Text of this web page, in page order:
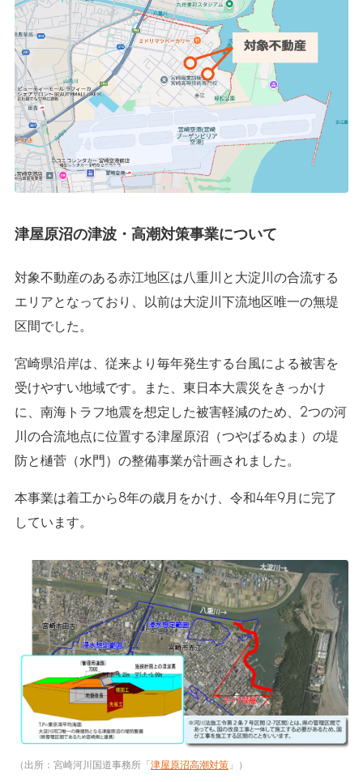
津屋原沼の津波・高潮対策事業について
対象不動産のある赤江地区は八重川と大淀川の合流する
エリアとなっており、以前は大淀川下流地区唯一の無堤
区間でした。
宮崎県沿岸は、従来より毎年発生する台風による被害を
受けやすい地域です。また、東日本大震災をきっかけ
に、南海トラフ地震を想定した被害軽減のため、2つの河
川の合流地点に位置する津屋原沼（つやばるぬま）の堤
防と樋菅（水門）の整備事業が計画されました。
本事業は着工から8年の歳月をかけ、令和4年9月に完了
しています。
（出所：宮崎河川国道事務所「津屋原沼高潮対策 」）